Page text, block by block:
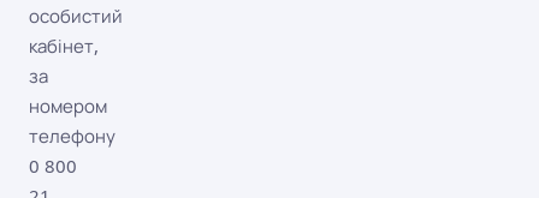
особистий
кабінет,
за
номером
телефону
0 800